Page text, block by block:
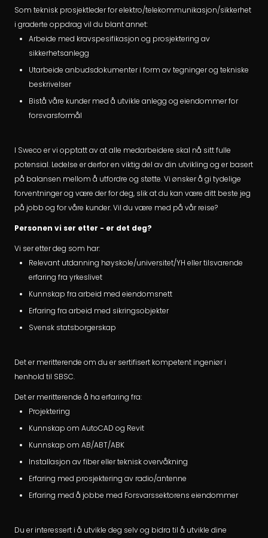
Som teknisk prosjektleder for elektro/telekommunikasjon/sikkerhet
i graderte oppdrag vil du blant annet:
Arbeide med kravspesifikasjon og prosjektering av
sikkerhetsanlegg
Utarbeide anbudsdokumenter i form av tegninger og tekniske
beskrivelser
Bistå våre kunder med å utvikle anlegg og eiendommer for
forsvarsformål
I Sweco er vi opptatt av at alle medarbeidere skal nå sitt fulle
potensial. Ledelse er derfor en viktig del av din utvikling og er basert
på balansen mellom å utfordre og støtte. Vi ønsker å gi tydelige
forventninger og være der for deg, slik at du kan være ditt beste jeg
på jobb og for våre kunder. Vil du være med på vår reise?
Personen vi ser etter - er det deg?
Vi ser etter deg som har:
Relevant utdanning høyskole/universitet/YH eller tilsvarende
erfaring fra yrkeslivet
Kunnskap fra arbeid med eiendomsnett
Erfaring fra arbeid med sikringsobjekter
Svensk statsborgerskap
Det er meritterende om du er sertifisert kompetent ingeniør i
henhold til SBSC.
Det er meritterende å ha erfaring fra:
Projektering
Kunnskap om AutoCAD og Revit
Kunnskap om AB/ABT/ABK
Installasjon av fiber eller teknisk overvåkning
Erfaring med prosjektering av radio/antenne
Erfaring med å jobbe med Forsvarssektorens eiendommer
Du er interessert i å utvikle deg selv og bidra til å utvikle dine